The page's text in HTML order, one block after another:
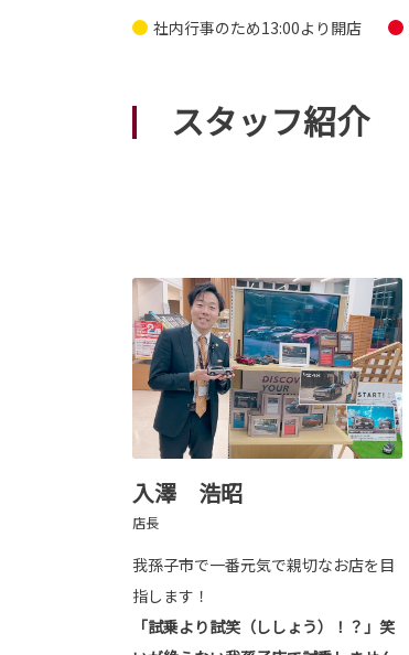
社内行事のため13:00より開店
スタッフ紹介
入澤 浩昭
店長
我孫子市で一番元気で親切なお店を目
指します！
「試乗より試笑（ししょう）！？」笑